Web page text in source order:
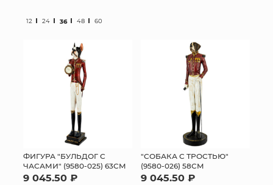
МЯГКИЕ ИГРУШКИ
12 24 36 48 60
ФИГУРА "БУЛЬДОГ С
ЧАСАМИ" (9580-025) 63СМ
9 045.50 ₽
"СОБАКА С ТРОСТЬЮ"
(9580-026) 58СМ
9 045.50 ₽